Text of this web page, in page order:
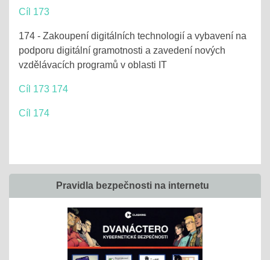
Cíl 173
174 - Zakoupení digitálních technologií a vybavení na
podporu digitální gramotnosti a zavedení nových
vzdělávacích programů v oblasti IT
Cíl 173 174
Cíl 174
Pravidla bezpečnosti na internetu